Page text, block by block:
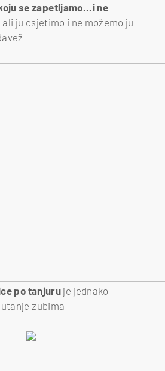
se zapetljamo...i ne
, ali ju osjetimo i ne možemo ju
po tanjuruje jednako
zubima